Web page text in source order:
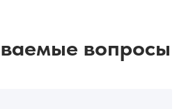
вопросы